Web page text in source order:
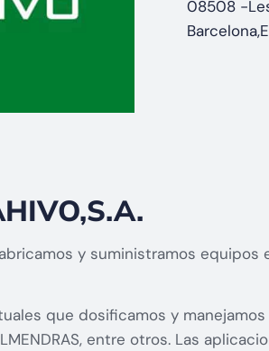
08508 -
Barcelona,
y suministramos equipos
que dosificamos y manejamos
entre otros. Las